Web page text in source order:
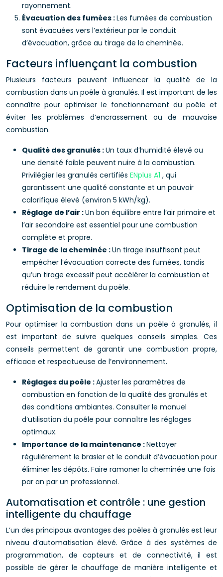
rayonnement.
Évacuation des fumées :Les fumées de combustion
sont évacuées vers l’extérieur par le conduit
d’évacuation, grâce au tirage de la cheminée.
Facteurs influençant la combustion
Plusieurs facteurs peuvent influencer la qualité de la
combustion dans un poêle à granulés. Il est important de les
connaître pour optimiser le fonctionnement du poêle et
éviter les problèmes d’encrassement ou de mauvaise
combustion.
Qualité des granulés :Un taux d’humidité élevé ou
une densité faible peuvent nuire à la combustion.
Privilégier les granulés certifiés ENplus A1 , qui
garantissent une qualité constante et un pouvoir
calorifique élevé (environ 5 kWh/kg).
Réglage de l’air :Un bon équilibre entre l’air primaire et
l’air secondaire est essentiel pour une combustion
complète et propre.
Tirage de la cheminée :Un tirage insuffisant peut
empêcher l’évacuation correcte des fumées, tandis
qu’un tirage excessif peut accélérer la combustion et
réduire le rendement du poêle.
Optimisation de la combustion
Pour optimiser la combustion dans un poêle à granulés, il
est important de suivre quelques conseils simples. Ces
conseils permettent de garantir une combustion propre,
efficace et respectueuse de l’environnement.
Réglages du poêle :Ajuster les paramètres de
combustion en fonction de la qualité des granulés et
des conditions ambiantes. Consulter le manuel
d’utilisation du poêle pour connaître les réglages
optimaux.
Importance de la maintenance :Nettoyer
régulièrement le brasier et le conduit d’évacuation pour
éliminer les dépôts. Faire ramoner la cheminée une fois
par an par un professionnel.
Automatisation et contrôle : une gestion
intelligente du chauffage
L’un des principaux avantages des poêles à granulés est leur
niveau d’automatisation élevé. Grâce à des systèmes de
programmation, de capteurs et de connectivité, il est
possible de gérer le chauffage de manière intelligente et